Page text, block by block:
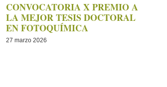
CONVOCATORIA X PREMIO A
LA MEJOR TESIS DOCTORAL
EN FOTOQUÍMICA
27 marzo 2026